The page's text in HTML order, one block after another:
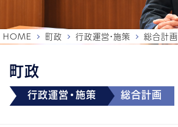
町政
行政運営・施策 総合計画
HOME 町政 行政運営・施策 総合計画